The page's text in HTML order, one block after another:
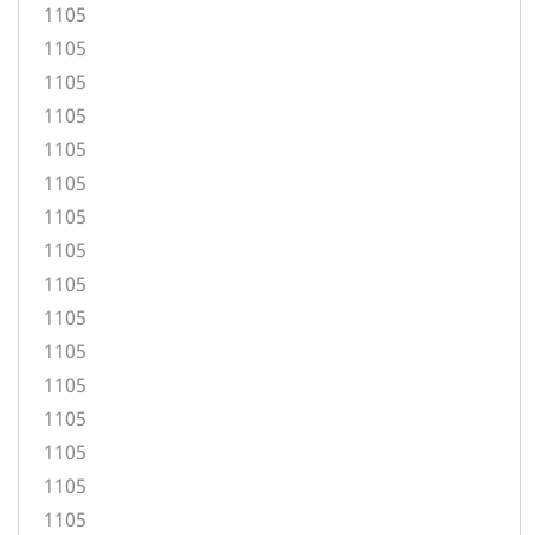
1105
1105
1105
1105
1105
1105
1105
1105
1105
1105
1105
1105
1105
1105
1105
1105